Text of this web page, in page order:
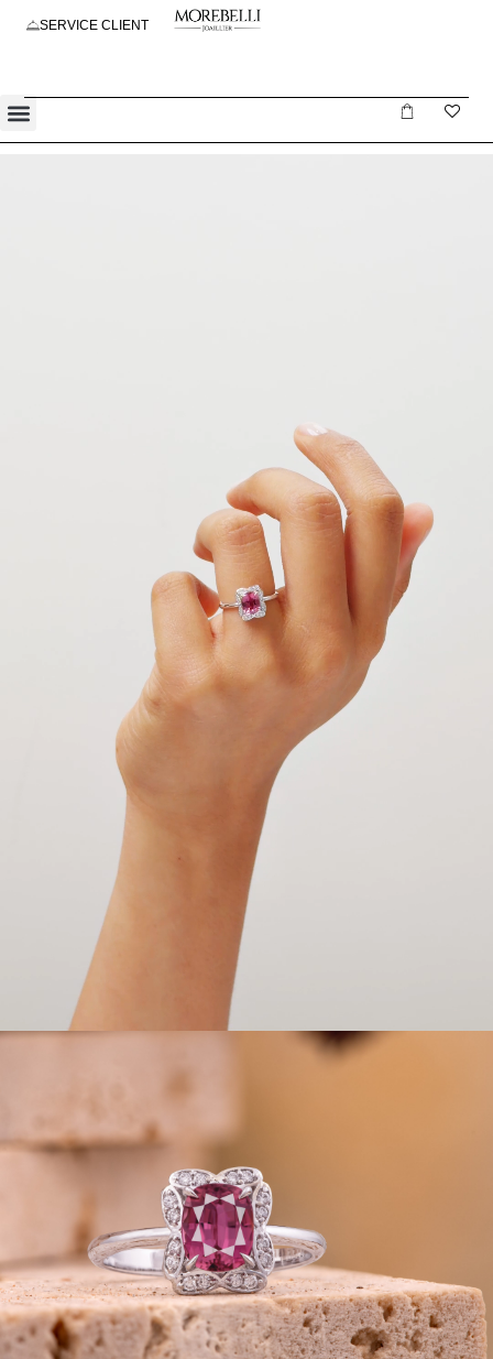
SERVICE CLIENT